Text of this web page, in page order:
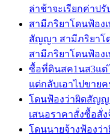
ล่าช้าจะเรียกค่าปรั
สามีภริยาโดนฟ้อง
สัญญา สามีภริยาโ
สามีภริยาโดนฟ้อง
ซื้อที่ดินสค1นส3แต่
แต่กลับเอาไปขาย
โดนฟ้องว่าผิดสัญญ
เสนอราคาสั่งซื้อสั่ง
โดนนายจ้างฟ้องว่